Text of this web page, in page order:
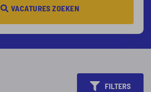
VACATURES ZOEKEN
FILTERS